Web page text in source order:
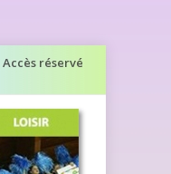
Accès réservé